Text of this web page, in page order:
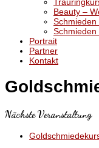
Beauty –
Schmieden
Schmieden
Portrait
Partner
Kontakt
Nächste Veranstaltung